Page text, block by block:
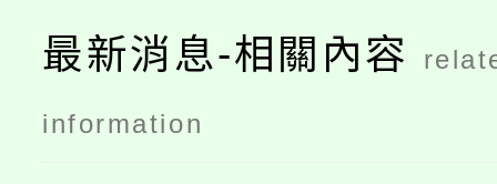
最新消息-相關內容
information